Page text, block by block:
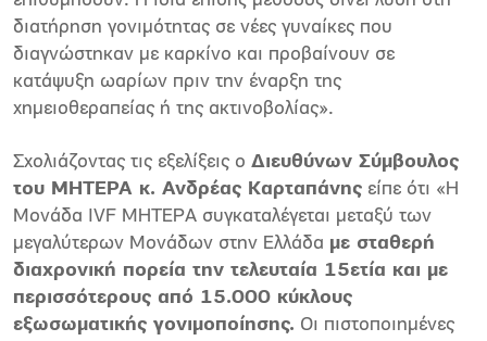
διατήρηση γονιμότητας σε νέες γυναίκες που
διαγνώστηκαν με καρκίνο και προβαίνουν σε
κατάψυξη ωαρίων πριν την έναρξη της
χημειοθεραπείας ή της ακτινοβολίας».
Σχολιάζοντας τις εξελίξεις ο Διευθύνων Σύμβουλος
του ΜΗΤΕΡΑ κ. Ανδρέας Καρταπάνης είπε ότι «Η
Μονάδα IVF ΜΗΤΕΡΑ συγκαταλέγεται μεταξύ των
μεγαλύτερων Μονάδων στην Ελλάδα με σταθερή
διαχρονική πορεία την τελευταία 15ετία και με
περισσότερους από 15.000 κύκλους
εξωσωματικής γονιμοποίησης. Οι πιστοποιημένες